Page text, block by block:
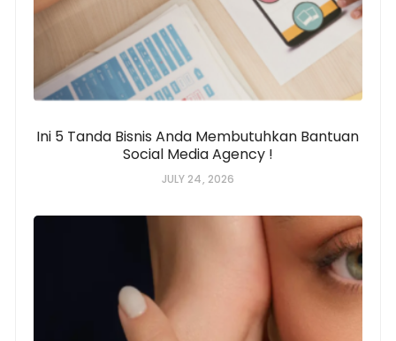
Ini 5 Tanda Bisnis Anda Membutuhkan Bantuan
Social Media Agency !
JULY 24, 2026